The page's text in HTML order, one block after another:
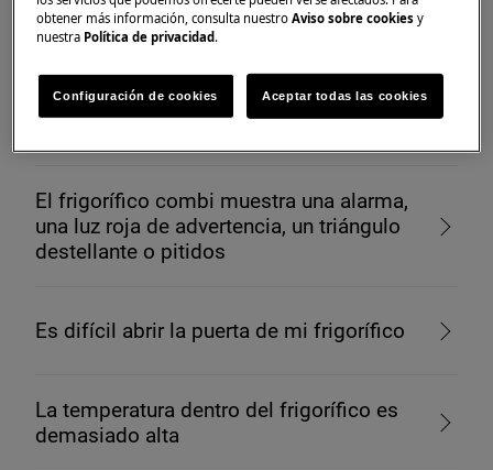
Las luces parpadean en el panel de
control del frigorífico y el frigorífico no
El frigorífico combi muestra una alarma,
una luz roja de advertencia, un triángulo
destellante o pitidos
Es difícil abrir la puerta de mi frigorífico
La temperatura dentro del frigorífico es
demasiado alta
obtener más información, consulta nuestroAviso sobre cookies y
nuestra Política de privacidad.
Configuración de cookies Aceptar todas las cookies